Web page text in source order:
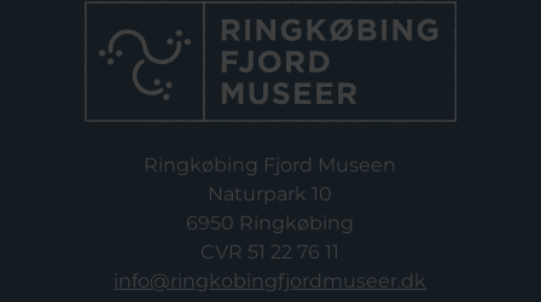
Ringkøbing Fjord Museen
Naturpark 10
6950 Ringkøbing
CVR 51 22 76 11
info@ringkobingfjordmuseer.dk